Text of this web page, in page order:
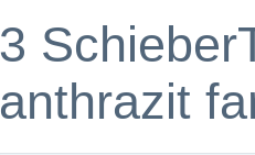
3
anthrazit